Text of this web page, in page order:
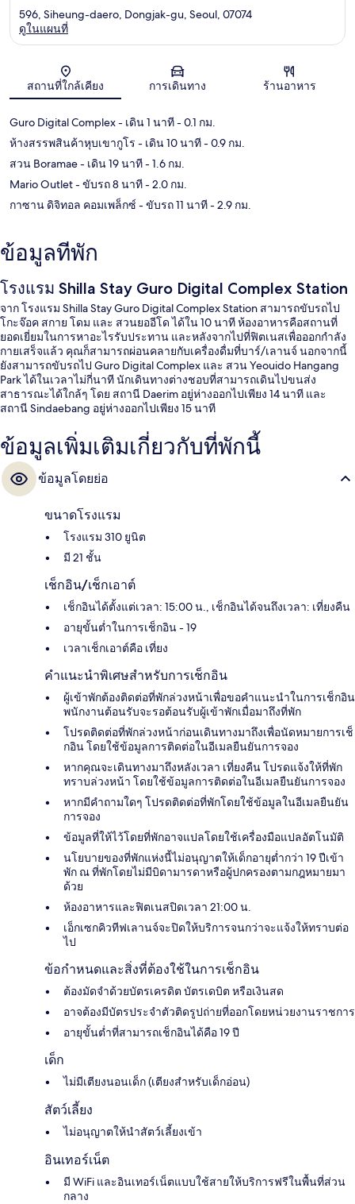
แผนที่
596, Siheung-daero, Dongjak-gu, Seoul, 07074
ดูในแผนที่
สถานที่ใกล้เคียง การเดินทาง ร้านอาหาร
Guro Digital Complex- เดิน 1 นาที- 0.1 กม.
ห้างสรรพสินค้าหุบเขากูโร - เดิน 10 นาที- 0.9 กม.
สวน Boramae- เดิน 19 นาที- 1.6 กม.
Mario Outlet- ขับรถ 8 นาที- 2.0 กม.
กาซาน ดิจิทอล คอมเพล็กซ์ - ขับรถ 11 นาที- 2.9 กม.
ข้อมูลที่พัก
โรงแรม Shilla Stay Guro Digital Complex Station
จาก โรงแรม Shilla Stay Guro Digital Complex Station สามารถขับรถไป
โกะจ๊อค สกาย โดม และ สวนยออีโด ได้ใน 10 นาที ห้องอาหารคือสถานที่
ยอดเยี่ยมในการหาอะไรรับประทาน และหลังจากไปที่ฟิตเนสเพื่อออกกำลัง
กายเสร็จแล้ว คุณก็สามารถผ่อนคลายกับเครื่องดื่มที่บาร์/เลานจ์ นอกจากนี้
ยังสามารถขับรถไป Guro Digital Complex และ สวน Yeouido Hangang
Park ได้ในเวลาไม่กี่นาที นักเดินทางต่างชอบที่สามารถเดินไปขนส่ง
สาธารณะได้ใกล้ๆ โดย สถานี Daerim อยู่ห่างออกไปเพียง 14 นาที และ
สถานี Sindaebang อยู่ห่างออกไปเพียง 15 นาที
ข้อมูลเพิ่มเติมเกี่ยวกับที่พักนี้
ข้อมูลโดยย่อ
ขนาดโรงแรม
โรงแรม 310 ยูนิต
มี 21 ชั้น
เช็กอิน/เช็กเอาต์
เช็กอินได้ตั้งแต่เวลา: 15:00 น., เช็กอินได้จนถึงเวลา: เที่ยงคืน
อายุขั้นต่ำในการเช็กอิน - 19
เวลาเช็กเอาต์คือ เที่ยง
คำแนะนำพิเศษสำหรับการเช็กอิน
ผู้เข้าพักต้องติดต่อที่พักล่วงหน้าเพื่อขอคำแนะนำในการเช็กอิน
พนักงานต้อนรับจะรอต้อนรับผู้เข้าพักเมื่อมาถึงที่พัก
โปรดติดต่อที่พักล่วงหน้าก่อนเดินทางมาถึงเพื่อนัดหมายการเช็
กอิน โดยใช้ข้อมูลการติดต่อในอีเมลยืนยันการจอง
หากคุณจะเดินทางมาถึงหลังเวลา เที่ยงคืน โปรดแจ้งให้ที่พัก
ทราบล่วงหน้า โดยใช้ข้อมูลการติดต่อในอีเมลยืนยันการจอง
หากมีคำถามใดๆ โปรดติดต่อที่พักโดยใช้ข้อมูลในอีเมลยืนยัน
การจอง
ข้อมูลที่ให้ไว้โดยที่พักอาจแปลโดยใช้เครื่องมือแปลอัตโนมัติ
นโยบายของที่พักแห่งนี้ไม่อนุญาตให้เด็กอายุต่ำกว่า 19 ปีเข้า
พัก ณ ที่พักโดยไม่มีบิดามารดาหรือผู้ปกครองตามกฎหมายมา
ด้วย
ห้องอาหารและฟิตเนสปิดเวลา 21:00 น.
เอ็กเซกคิวทีฟเลานจ์จะปิดให้บริการจนกว่าจะแจ้งให้ทราบต่อ
ไป
ข้อกำหนดและสิ่งที่ต้องใช้ในการเช็กอิน
ต้องมัดจำด้วยบัตรเครดิต บัตรเดบิต หรือเงินสด
อาจต้องมีบัตรประจำตัวติดรูปถ่ายที่ออกโดยหน่วยงานราชการ
อายุขั้นต่ำที่สามารถเช็กอินได้คือ 19 ปี
เด็ก
ไม่มีเตียงนอนเด็ก (เตียงสำหรับเด็กอ่อน)
สัตว์เลี้ยง
ไม่อนุญาตให้นำสัตว์เลี้ยงเข้า
อินเทอร์เน็ต
มี WiFi และอินเทอร์เน็ตแบบใช้สายให้บริการฟรีในพื้นที่ส่วน
กลาง